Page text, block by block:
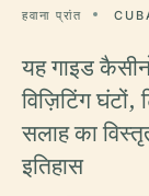
हवाना प्रांत
यह गाइड
विज़िटिंग घंटों,
सलाह का
इतिहास